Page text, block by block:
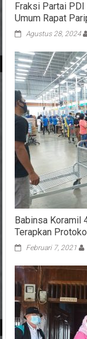
Fraksi Partai
Umum Rapat
Agustus 28, 2024
Babinsa
Terapkan
Februari 7, 2021